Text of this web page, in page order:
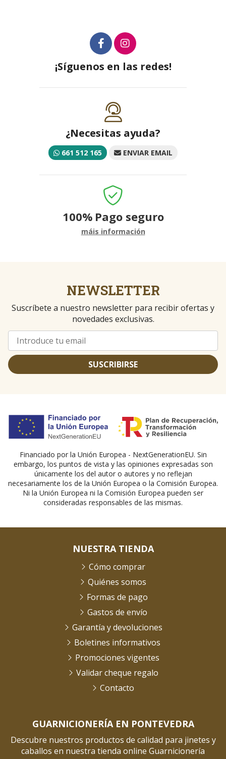
¡Síguenos en las redes!
¿Necesitas ayuda?
661 512 165 ENVIAR EMAIL
100% Pago seguro
máis información
NEWSLETTER
Suscríbete a nuestro newsletter para recibir ofertas y
novedades exclusivas.
SUSCRIBIRSE
Financiado por la Unión Europea - NextGenerationEU. Sin
embargo, los puntos de vista y las opiniones expresadas son
únicamente los del autor o autores y no reflejan
necesariamente los de la Unión Europea o la Comisión Europea.
Ni la Unión Europea ni la Comisión Europea pueden ser
consideradas responsables de las mismas.
GUARNICIONERÍA EN PONTEVEDRA
Descubre nuestros productos de calidad para jinetes y
caballos en nuestra tienda online Guarnicionería
NUESTRA TIENDA
Cómo comprar
Quiénes somos
Formas de pago
Gastos de envío
Garantía y devoluciones
Boletines informativos
Promociones vigentes
Validar cheque regalo
Contacto